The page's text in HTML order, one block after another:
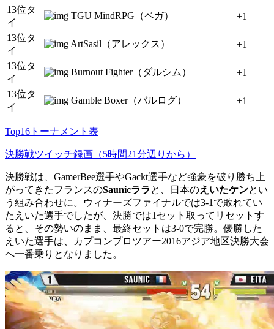
13位タ
イ
TGU MindRPG（ベガ） +1
13位タ
イ
ArtSasil（アレックス） +1
13位タ
イ
Burnout Fighter（ダルシム） +1
13位タ
イ
Gamble Boxer（バルログ） +1
Top16トーナメント表
決勝戦ツイッチ録画（5時間21分辺りから）
決勝戦は、GamerBee選手やGackt選手など強豪を破り勝ち上
がってきたフランスのSaunicララ と、日本のえいたケンとい
う組み合わせに。ウィナーズファイナルでは3-1で敗れてい
たえいた選手でしたが、決勝では1セット取ってリセットす
ると、その勢いのまま、最終セットは3-0で完勝。優勝した
えいた選手は、カプコンプロツアー2016アジア地区決勝大会
へ一番乗りとなりました。